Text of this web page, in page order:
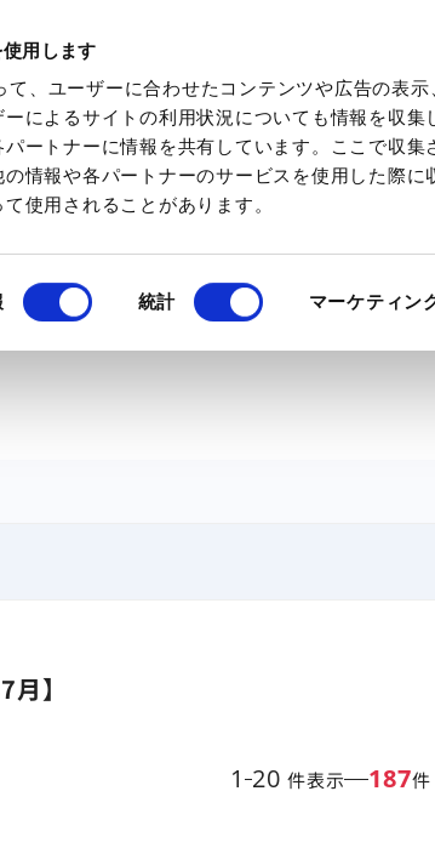
用します
て、ユーザーに合わせたコンテンツや広告の表
によるサイトの利用状況についても情報を収集
ートナーに情報を共有しています。ここで収集
情報や各パートナーのサービスを使用した際に
使用されることがあります。
統計 マーケティン
】
1 20 件表示 187件